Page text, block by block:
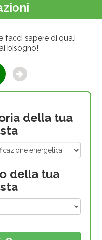
facci sapere di quali
bisogno!
della tua
della tua